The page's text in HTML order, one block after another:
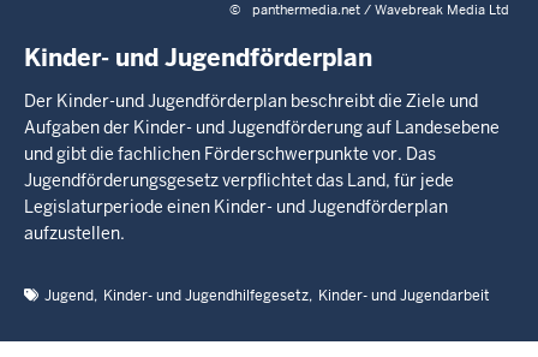
© panthermedia.net / Wavebreak Media Ltd
Kinder- und Jugendförderplan
Der Kinder-und Jugendförderplan beschreibt die Ziele und
Aufgaben der Kinder- und Jugendförderung auf Landesebene
und gibt die fachlichen Förderschwerpunkte vor. Das
Jugendförderungsgesetz verpflichtet das Land, für jede
Legislaturperiode einen Kinder- und Jugendförderplan
aufzustellen.
Jugend Kinder- und Jugendhilfegesetz Kinder- und Jugendarbeit